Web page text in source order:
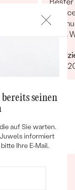
Extra
seinen
auf Sie warten.
informiert
Ihre E-Mail.